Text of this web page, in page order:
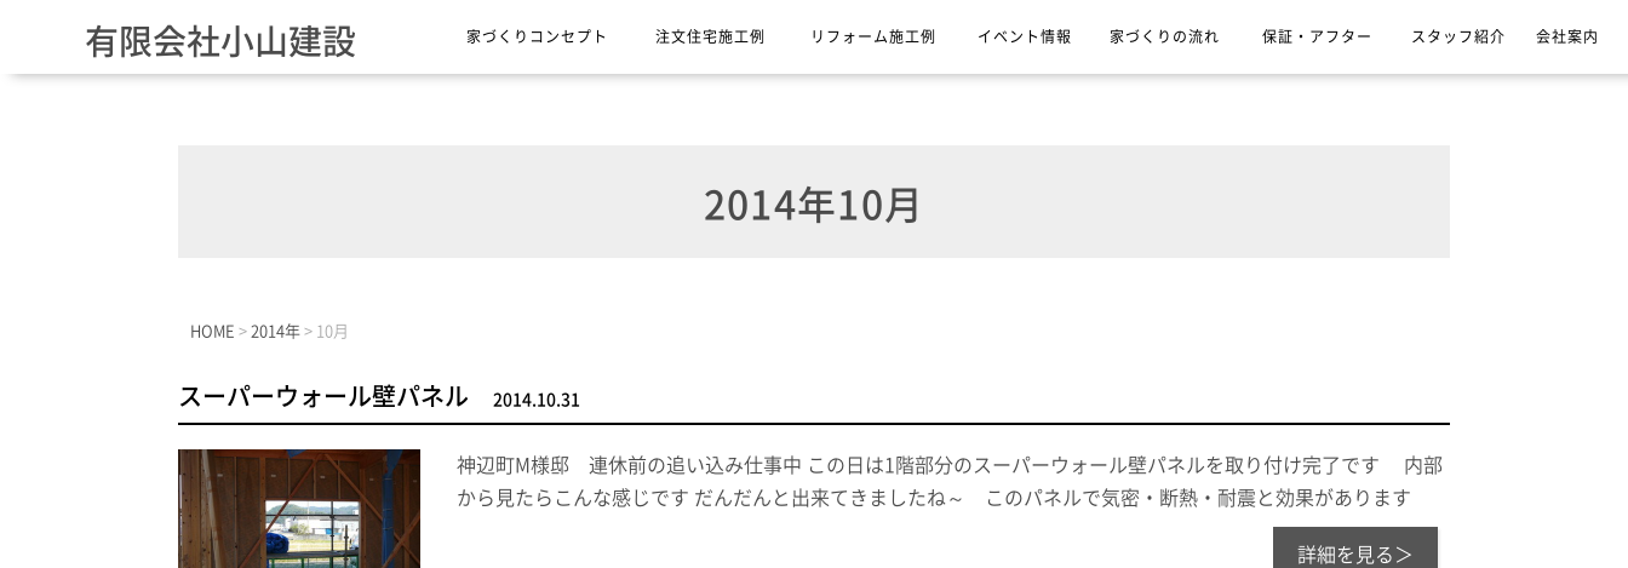
有限会社小山建設 家づくりコンセプト 注文住宅施工例 リフォーム施工例 イベント情報 家づくりの流れ 保証・アフター スタッフ紹介 会社案内
2014年10月
HOME > 2014年 > 10月
スーパーウォール壁パネル 2014.10.31
神辺町M様邸 連休前の追い込み仕事中 この日は1階部分のスーパーウォール壁パネルを取り付け完了です 内部
から見たらこんな感じです だんだんと出来てきましたね～ このパネルで気密・断熱・耐震と効果があります
詳細を見る＞